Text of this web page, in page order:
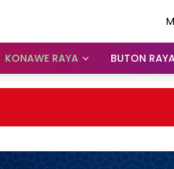
KONAWE RAYA BUTON